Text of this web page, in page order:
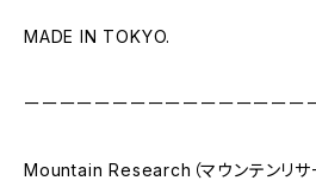
MADE IN TOKYO.
ーーーーーーーーーーーーーーーー
Mountain Research（マウンテンリサ